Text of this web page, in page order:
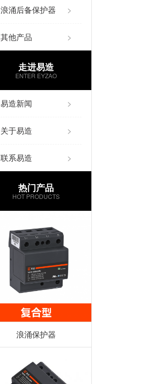
浪涌后备保护器 >
其他产品 >
走进易造
ENTER EYZAO
易造新闻 >
关于易造 >
联系易造 >
热门产品
HOT PRODUCTS
浪涌保护器